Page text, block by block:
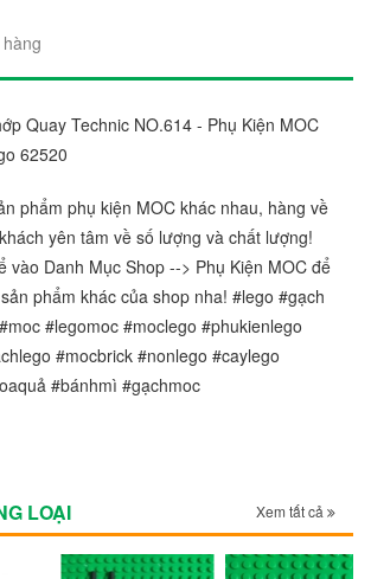
Quay Technic NO.614 - Phụ Kiện MOC
62520
phẩm phụ kiện MOC khác nhau, hàng về
yên tâm về số lượng và chất lượng!
vào Danh Mục Shop --> Phụ Kiện MOC để
phẩm khác của shop nha! #lego #gạch
#legomoc #moclego #phukienlego
#mocbrick #nonlego #caylego
#bánhmì #gạchmoc
LOẠI Xem tất cả